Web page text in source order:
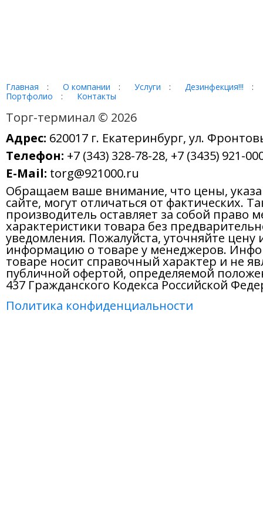
Главная : О компании : Услуги : Дезинфекция!!!
:
Портфолио
: Контакты
Торг-терминал © 2026
Адрес: 620017 г. Екатеринбург, ул.
Телефон: +7 (343) 328-78-28, +7 (3435) 921-
E-Mail: torg@921000.ru
Обращаем ваше внимание, что цены,
сайте, могут отличаться от фактических.
производитель оставляет за собой право
характеристики товара без
уведомления. Пожалуйста, уточняйте цену
информацию о товаре у менеджеров.
товаре носит справочный характер и не
публичной офертой, определяемой
437 Гражданского Кодекса Российской
Политика конфиденциальности